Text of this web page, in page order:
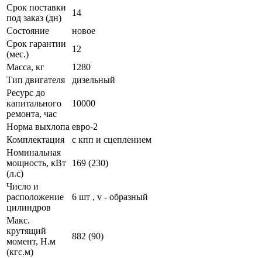
Срок поставки
под заказ (дн)
14
Состояние
новое
Срок гарантии
(мес.)
12
Масса, кг
1280
Тип двигателя
дизельный
Ресурс до
капитального
ремонта, час
10000
Норма выхлопа евро-2
Комплектация
с кпп и сцеплением
Номинальная
мощность, кВт
(л.с)
169 (230)
Число и
расположение
цилиндров
6 шт , v - образный
Макс.
крутящий
момент, Н.м
(кгс.м)
882 (90)